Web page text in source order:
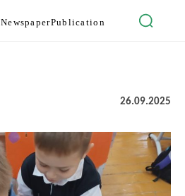
NewspaperPublication
26.09.2025